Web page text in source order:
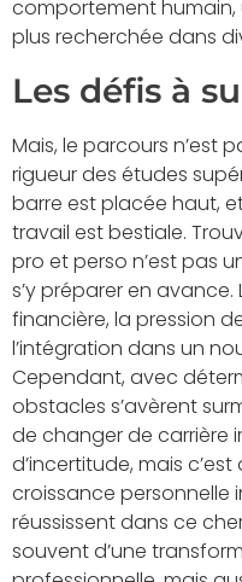
comportement
plus recherchée dans
Les défis à
Mais, le parcours n’est
rigueur des études
barre est placée haut,
travail est bestiale.
pro et perso n’est pas
s’y préparer en
financière, la pression
l’intégration dans un
Cependant, avec
obstacles s’avèrent
de changer de carrière
d’incertitude, mais
croissance personnelle
réussissent dans ce
souvent d’une